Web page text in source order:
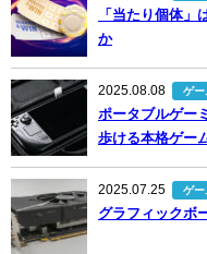
「当たり個体
か
2025.08.08 ゲー
ポータブルゲー
歩ける本格ゲー
2025.07.25 ゲー
グラフィックボ